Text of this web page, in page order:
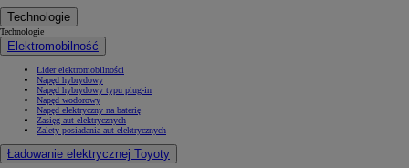
Technologie
Technologie
Elektromobilność
Lider elektromobilności
Napęd hybrydowy
Napęd hybrydowy typu plug-in
Napęd wodorowy
Napęd elektryczny na baterię
Zasięg aut elektrycznych
Zalety posiadania aut elektrycznych
Ładowanie elektrycznej Toyoty